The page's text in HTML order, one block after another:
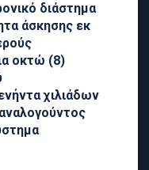
διάστημα
άσκησης εκ
οκτώ (8)
χιλιάδων